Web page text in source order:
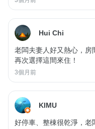
Hui Chi
老闆夫妻人好又熱心，房
再次選擇這間來住！
3個月前
KIMU
好停車、整棟很乾淨，老